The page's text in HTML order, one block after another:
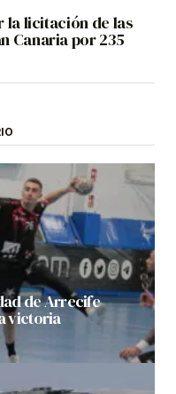
la licitación de las
Canaria por 235
de Arrecife
victoria